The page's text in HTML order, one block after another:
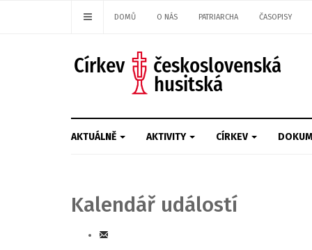
DOMŮ O NÁS PATRIARCHA ČASOPISY
AKTUÁLNĚ AKTIVITY CÍRKEV
Kalendář událostí